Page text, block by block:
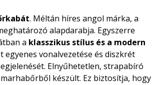
. Méltán híres angol márka, a
alapdarabja. Egyszerre
a klasszikus stílus és a modern
egyenes vonalvezetése és diszkrét
Elnyűhetetlen, strapabíró
készült. Ez biztosítja, hogy